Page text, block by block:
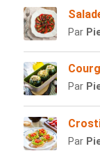
Par
Par
Par